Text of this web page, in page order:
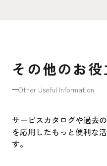
その他のお
Other Useful Information
サービスカタログや過去
を応用したもっと便利な
す。